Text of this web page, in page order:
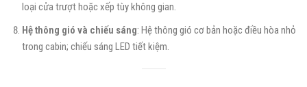
loại cửa trượt hoặc xếp tùy không gian.
Hệ thông gió và chiếu sáng: Hệ thông gió cơ bản hoặc điều hòa nhỏ
trong cabin; chiếu sáng LED tiết kiệm.